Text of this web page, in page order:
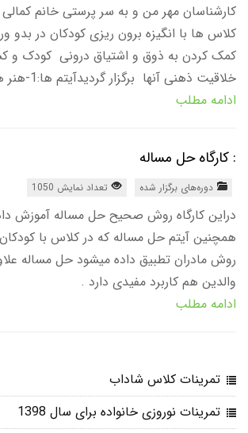
کارشناسان مهر من و به سر پرستی خانم کمالی
کلاس ها با انگیزه برون ریزی کودکان در بدو
کمک کردن به ذوق و اشتیاق درونی کودک و
خلاقیت ذهنی آنها برگزار گردیدآیتم ها:1-هنر های ت...
ادامه مطلب
: کارگاه حل مساله
دوره‌های برگزار شده تعداد نمایش 1050
دراین کارگاه روش صحیح حل مساله آموزش
همچنین آیتم حل مساله که در کلاس با کودکان
روش مادران تطبیق داده میشود حل مساله
والدین هم کاربرد مفیدی دارد .
ادامه مطلب
تمرینات کلاس شاداب
تمرینات نوروزی خانواده برای سال 1398